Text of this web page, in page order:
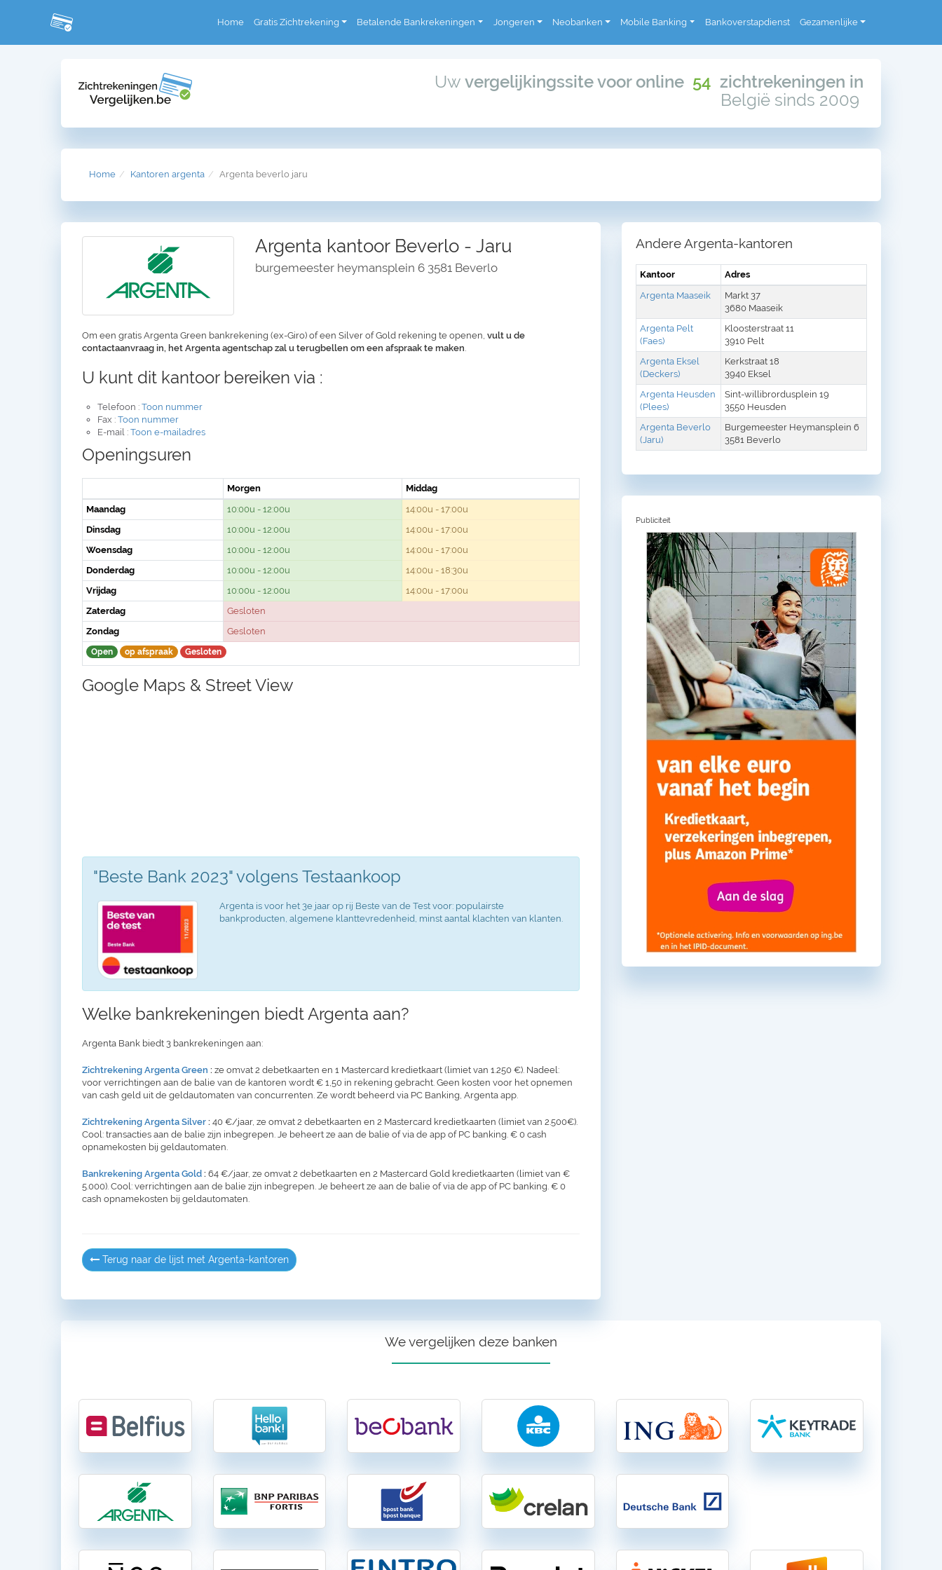
Home Gratis Zichtrekening Betalende Bankrekeningen Jongeren Neobanken Mobile Banking Bankoverstapdienst Gezamenlijke
Uw vergelijkingssite voor online 54 zichtrekeningen in
België sinds 2009
Home Kantoren argenta Argenta beverlo jaru
Argenta kantoor Beverlo - Jaru
burgemeester heymansplein 6 3581 Beverlo
Om een gratis Argenta Green bankrekening (ex-Giro) of een Silver of Gold rekening te openen, vult u de
contactaanvraag in, het Argenta agentschap zal u terugbellen om een afspraak te maken.
U kunt dit kantoor bereiken via :
Telefoon : Toon nummer
Fax : Toon nummer
E-mail : Toon e-mailadres
Openingsuren
Morgen
Middag
Maandag
10:00u - 12:00u
14:00u - 17:00u
Dinsdag
10:00u - 12:00u
14:00u - 17:00u
Woensdag
10:00u - 12:00u
14:00u - 17:00u
Donderdag
10:00u - 12:00u
14:00u - 18:30u
Vrijdag
10:00u - 12:00u
14:00u - 17:00u
Zaterdag
Gesloten
Zondag
Gesloten
Open op afspraak Gesloten
Google Maps & Street View
"Beste Bank 2023" volgens Testaankoop
Argenta is voor het 3e jaar op rij Beste van de Test voor: populairste
bankproducten, algemene klanttevredenheid, minst aantal klachten van klanten.
Welke bankrekeningen biedt Argenta aan?
Argenta Bank biedt 3 bankrekeningen aan:
Zichtrekening Argenta Green : ze omvat 2 debetkaarten en 1 Mastercard kredietkaart (limiet van 1.250 €). Nadeel:
voor verrichtingen aan de balie van de kantoren wordt € 1,50 in rekening gebracht. Geen kosten voor het opnemen
van cash geld uit de geldautomaten van concurrenten. Ze wordt beheerd via PC Banking, Argenta app.
Zichtrekening Argenta Silver : 40 €/jaar, ze omvat 2 debetkaarten en 2 Mastercard kredietkaarten (limiet van 2.500€).
Cool: transacties aan de balie zijn inbegrepen. Je beheert ze aan de balie of via de app of PC banking. € 0 cash
opnamekosten bij geldautomaten.
Bankrekening Argenta Gold : 64 €/jaar, ze omvat 2 debetkaarten en 2 Mastercard Gold kredietkaarten (limiet van €
5.000). Cool: verrichtingen aan de balie zijn inbegrepen. Je beheert ze aan de balie of via de app of PC banking. € 0
cash opnamekosten bij geldautomaten.
Terug naar de lijst met Argenta-kantoren
Andere Argenta-kantoren
Kantoor
Adres
Argenta Maaseik
Markt 37
3680 Maaseik
Argenta Pelt
(Faes)
Kloosterstraat 11
3910 Pelt
Argenta Eksel
(Deckers)
Kerkstraat 18
3940 Eksel
Argenta Heusden
(Plees)
Sint-willibrordusplein 19
3550 Heusden
Argenta Beverlo
(Jaru)
Burgemeester Heymansplein 6
3581 Beverlo
Publiciteit
We vergelijken deze banken